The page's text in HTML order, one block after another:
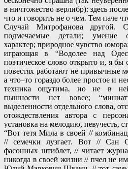
в ничтожество верлибр): здесь
что и говорить не о чем. Тем паче
Случай Митрофанова другой.
подмечаемые детали; умение
характер; природное чувство
играющая в “Водолее над
поэтическое слово открыто и, я бы
повестях работают не привычные
а что–то гораздо более простое и
техника ощутима, но не в ней
пышности нет вовсе;
выделенности отдельного слова,
отождествления автора с
установка на мелодию, певучесть,
“Вот тетя Мила в своей //
// семечки лузгает. Вот // Сан
фасонных штиблет, // читает
никогда в своей жизни // пчел не